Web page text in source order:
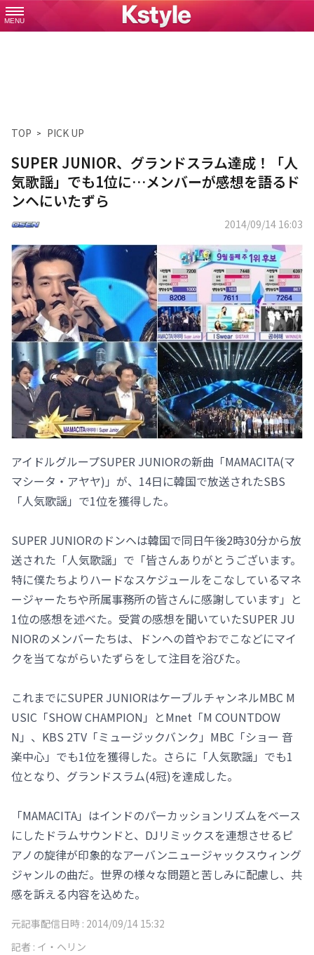
MENU
TOP PICK UP
SUPER JUNIOR、グランドスラム達成！「人
気歌謡」でも1位に…メンバーが感想を語るド
ンヘにいたずら
2014/09/14 16:03
アイドルグループSUPER JUNIORの新曲「MAMACITA(マ
マシータ・アヤヤ)」が、14日に韓国で放送されたSBS
「人気歌謡」で1位を獲得した。
SUPER JUNIORのドンヘは韓国で同日午後2時30分から放
送された「人気歌謡」で「皆さんありがとうございます。
特に僕たちよりハードなスケジュールをこなしているマネ
ージャーたちや所属事務所の皆さんに感謝しています」と
1位の感想を述べた。受賞の感想を聞いていたSUPER JU
NIORのメンバーたちは、ドンヘの首やおでこなどにマイ
クを当てながらいたずらをして注目を浴びた。
これまでにSUPER JUNIORはケーブルチャンネルMBC M
USIC「SHOW CHAMPION」とMnet「M COUNTDOW
N」、KBS 2TV「ミュージックバンク」MBC「ショー 音
楽中心」でも1位を獲得した。さらに「人気歌謡」でも1
位となり、グランドスラム(4冠)を達成した。
「MAMACITA」はインドのパーカッションリズムをベース
にしたドラムサウンドと、DJリミックスを連想させるピ
アノの旋律が印象的なアーバンニュージャックスウィング
ジャンルの曲だ。世界の様々な問題と苦しみに配慮し、共
感を訴える内容を込めた。
元記事配信日時 : 2014/09/14 15:32
記者 : イ・ヘリン